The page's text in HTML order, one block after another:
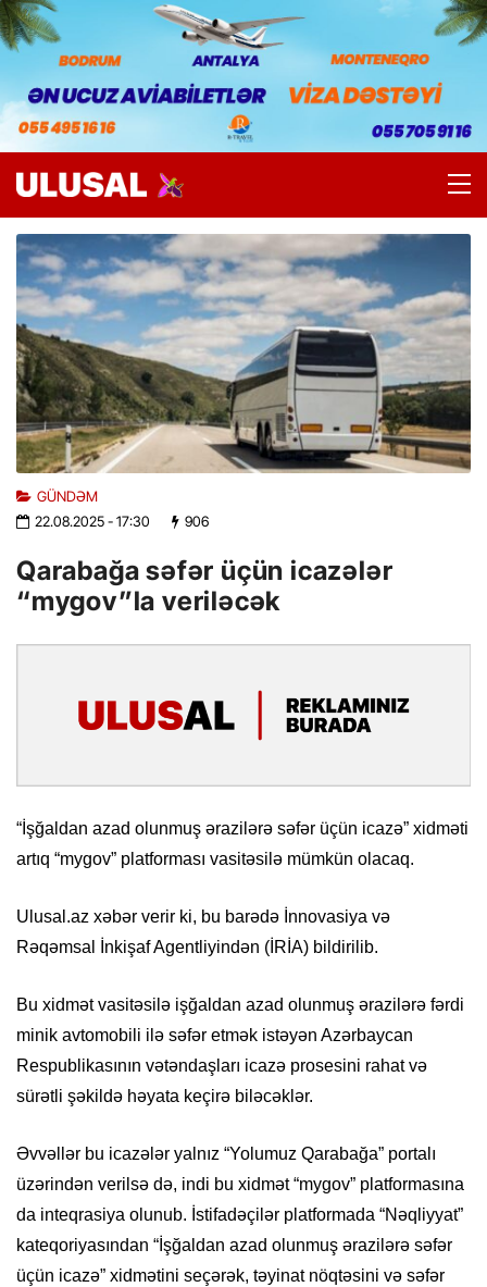
GÜNDƏM
22.08.2025- 17:30 906
Qarabağa səfər üçün icazələr
“mygov”la veriləcək
“İşğaldan azad olunmuş ərazilərə səfər üçün icazə” xidməti
artıq “mygov” platforması vasitəsilə mümkün olacaq.
Ulusal.az xəbər verir ki, bu barədə İnnovasiya və
Rəqəmsal İnkişaf Agentliyindən (İRİA) bildirilib.
Bu xidmət vasitəsilə işğaldan azad olunmuş ərazilərə fərdi
minik avtomobili ilə səfər etmək istəyən Azərbaycan
Respublikasının vətəndaşları icazə prosesini rahat və
sürətli şəkildə həyata keçirə biləcəklər.
Əvvəllər bu icazələr yalnız “Yolumuz Qarabağa” portalı
üzərindən verilsə də, indi bu xidmət “mygov” platformasına
da inteqrasiya olunub. İstifadəçilər platformada “Nəqliyyat”
kateqoriyasından “İşğaldan azad olunmuş ərazilərə səfər
üçün icazə” xidmətini seçərək, təyinat nöqtəsini və səfər